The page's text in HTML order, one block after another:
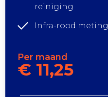
reiniging
Infra-rood meting
Per maand
€ 11,25